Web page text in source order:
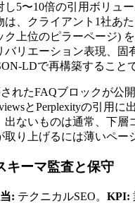
し5〜10倍の引用ボリュ
は、クライアント1社あ
ク上位のピラーページ)
バリエーション表現、固
LDで再構築すること
れたFAQブロックが公
とPerplexityの引用に
出ないものは通常、下層
取り上げるには薄いペー
ーマ監査と保守
: テクニカルSEO。 KPI: